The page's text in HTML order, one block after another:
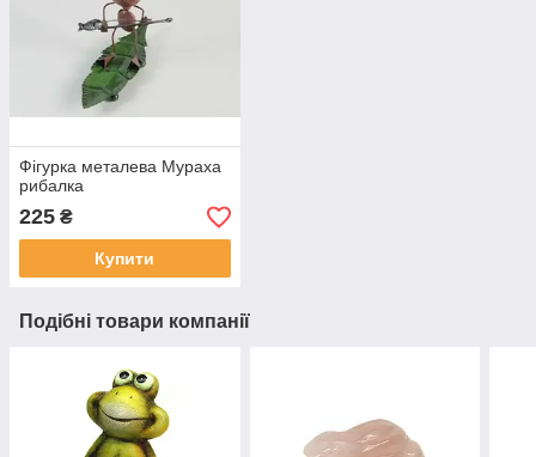
Фігурка металева Мураха
рибалка
225 ₴
Купити
Подібні товари компанії